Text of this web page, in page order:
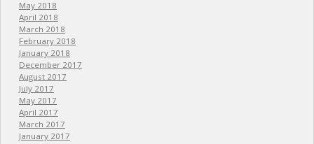
May 2018
April 2018
March 2018
February 2018
January 2018
December 2017
August 2017
July 2017
May 2017
April 2017
March 2017
January 2017